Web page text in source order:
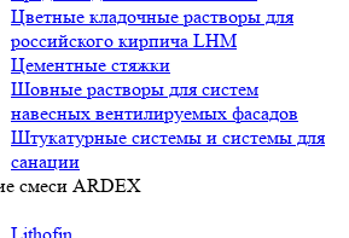
Цветные кладочные растворы для
российского кирпича LHM
Цементные стяжки
Шовные растворы для систем
навесных вентилируемых фасадов
Штукатурные системы и системы для
санации
смеси ARDEX